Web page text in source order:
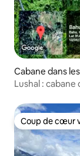
Cabane dans
Lushal :
Coup de cœur
Coup de cœur